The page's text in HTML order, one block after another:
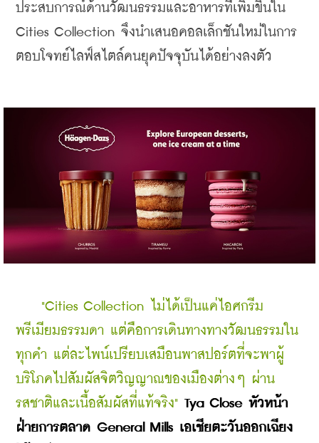
ประสบการณ์ด้านวัฒนธรรมและอาหารที่เพิ่มขึ้นใน
Cities Collection จึงนำเสนอคอลเล็กชันใหม่ในการ
ตอบโจทย์ไลฟ์สไตล์คนยุคปัจจุบันได้อย่างลงตัว
"Cities Collection ไม่ได้เป็นแค่ไอศกรีม
พรีเมียมธรรมดา แต่คือการเดินทางทางวัฒนธรรมใน
ทุกคำ แต่ละไพน์เปรียบเสมือนพาสปอร์ตที่จะพาผู้
บริโภคไปสัมผัสจิตวิญญาณของเมืองต่างๆ ผ่าน
รสชาติและเนื้อสัมผัสที่แท้จริง" Tya Close หัวหน้า
ฝ่ายการตลาด General Mills เอเชียตะวันออกเฉียง